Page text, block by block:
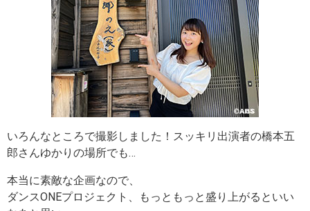
いろんなところで撮影しました！スッキリ出演者の橋本五
郎さんゆかりの場所でも…
本当に素敵な企画なので、
ダンスONEプロジェクト、もっともっと盛り上がるといい